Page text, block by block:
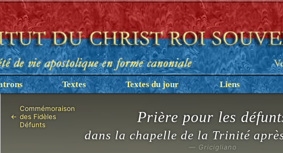
Textes Textes du jour Liens
←
Commémoraison
des Fidèles
Défunts
Prière pour les
dans la chapelle de la Trinité
— Gricigliano